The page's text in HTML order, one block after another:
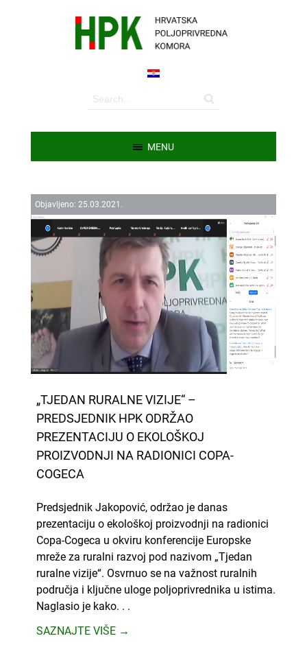
MENU
Objavljeno: 25.03.2021.
„TJEDAN RURALNE VIZIJE“ –
PREDSJEDNIK HPK ODRŽAO
PREZENTACIJU O EKOLOŠKOJ
PROIZVODNJI NA RADIONICI COPA-
COGECA
Predsjednik Jakopović, održao je danas
prezentaciju o ekološkoj proizvodnji na radionici
Copa-Cogeca u okviru konferencije Europske
mreže za ruralni razvoj pod nazivom „Tjedan
ruralne vizije“. Osvrnuo se na važnost ruralnih
područja i ključne uloge poljoprivrednika u istima.
Naglasio je kako. . .
SAZNAJTE VIŠE →